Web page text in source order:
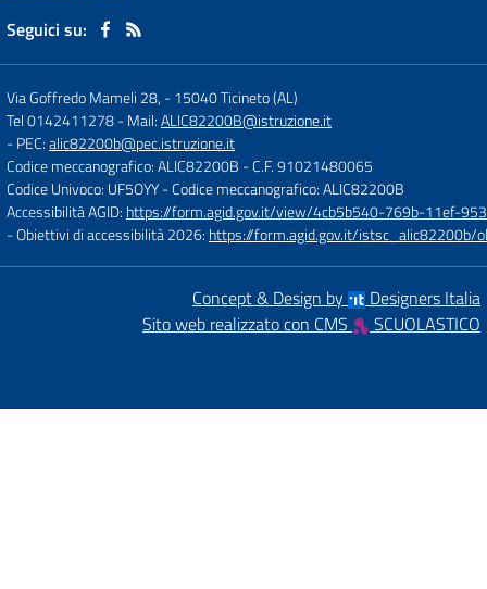
Seguici su:
Via Goffredo Mameli 28, -15040 Ticineto (AL)
Tel 0142411278- Mail:ALIC82200B@istruzione.it
- PEC:alic82200b@pec.istruzione.it
Codice meccanografico: ALIC82200B - C.F. 91021480065
Codice Univoco: UF5OYY- Codice meccanografico: ALIC82200B
Accessibilità AGID: https://form.agid.gov.it/view/4cb5b540-769b-11ef-
- Obiettivi di accessibilità 2026: https://form.agid.gov.it/
Concept & Design by
Designers Italia
Sito web realizzato con CMS
SCUOLASTICO